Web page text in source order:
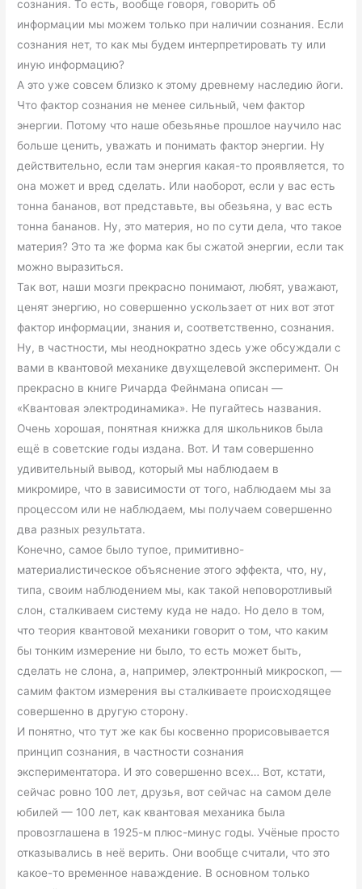
сознания. То есть, вообще говоря, говорить об
информации мы можем только при наличии сознания. Если
сознания нет, то как мы будем интерпретировать ту или
иную информацию?
А это уже совсем близко к этому древнему наследию йоги.
Что фактор сознания не менее сильный, чем фактор
энергии. Потому что наше обезьянье прошлое научило нас
больше ценить, уважать и понимать фактор энергии. Ну
действительно, если там энергия какая-то проявляется, то
она может и вред сделать. Или наоборот, если у вас есть
тонна бананов, вот представьте, вы обезьяна, у вас есть
тонна бананов. Ну, это материя, но по сути дела, что такое
материя? Это та же форма как бы сжатой энергии, если так
можно выразиться.
Так вот, наши мозги прекрасно понимают, любят, уважают,
ценят энергию, но совершенно ускользает от них вот этот
фактор информации, знания и, соответственно, сознания.
Ну, в частности, мы неоднократно здесь уже обсуждали с
вами в квантовой механике двухщелевой эксперимент. Он
прекрасно в книге Ричарда Фейнмана описан —
«Квантовая электродинамика». Не пугайтесь названия.
Очень хорошая, понятная книжка для школьников была
ещё в советские годы издана. Вот. И там совершенно
удивительный вывод, который мы наблюдаем в
микромире, что в зависимости от того, наблюдаем мы за
процессом или не наблюдаем, мы получаем совершенно
два разных результата.
Конечно, самое было тупое, примитивно-
материалистическое объяснение этого эффекта, что, ну,
типа, своим наблюдением мы, как такой неповоротливый
слон, сталкиваем систему куда не надо. Но дело в том,
что теория квантовой механики говорит о том, что каким
бы тонким измерение ни было, то есть может быть,
сделать не слона, а, например, электронный микроскоп, —
самим фактом измерения вы сталкиваете происходящее
совершенно в другую сторону.
И понятно, что тут же как бы косвенно прорисовывается
принцип сознания, в частности сознания
экспериментатора. И это совершенно всех… Вот, кстати,
сейчас ровно 100 лет, друзья, вот сейчас на самом деле
юбилей — 100 лет, как квантовая механика была
провозглашена в 1925-м плюс-минус годы. Учёные просто
отказывались в неё верить. Они вообще считали, что это
какое-то временное наваждение. В основном только